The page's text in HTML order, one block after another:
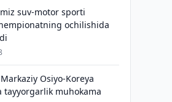
suv-motor sporti
ochilishida
Osiyo-Koreya
tayyorgarlik muhokama